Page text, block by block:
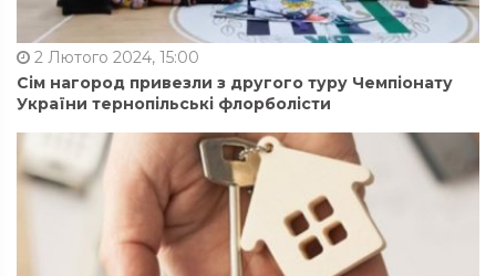
2 Лютого 2024, 15:00
Сім нагород привезли з другого туру Чемпіонату
України тернопільські флорболісти